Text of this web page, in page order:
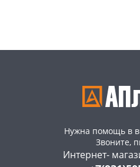
Нужна помощь в
Звоните,
Интернет-